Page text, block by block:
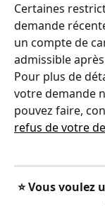
Certaines
demande
un compte de
admissible
Pour plus de
votre demande
pouvez faire,
refus de votre
⭐️ Vous voulez